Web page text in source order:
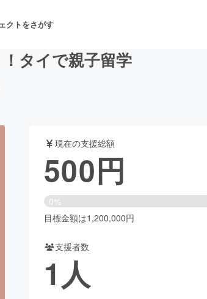
クトをさがす
・パフォーマンス
ーティー・ヘルスケア
タイで親子留学
現在の支援総額
500円
0%
目標金額は1,200,000円
支援者数
1人